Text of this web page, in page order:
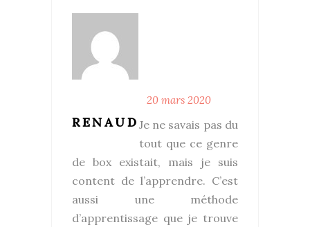
RENAUD
20 mars 2020
Je ne savais pas du
tout que ce genre
de box existait, mais je suis
content de l’apprendre. C’est
aussi une méthode
d’apprentissage que je trouve